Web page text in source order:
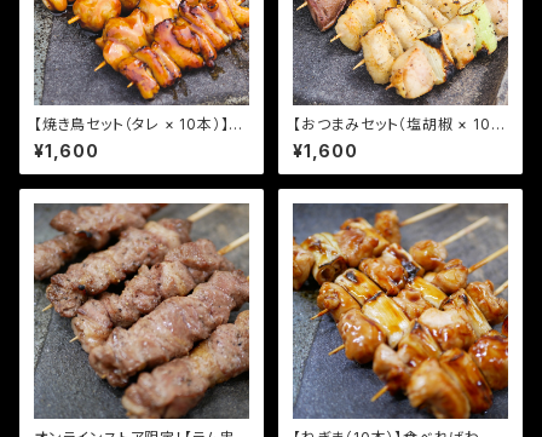
【焼き鳥セット（タレ × 10本）】食
べればわかる！ 94団のこだわり
焼き鳥
¥1,600
【おつまみセット（塩胡椒 × 10
本）】食べればわかる！ 94団の
こだわり焼き鳥
¥1,600